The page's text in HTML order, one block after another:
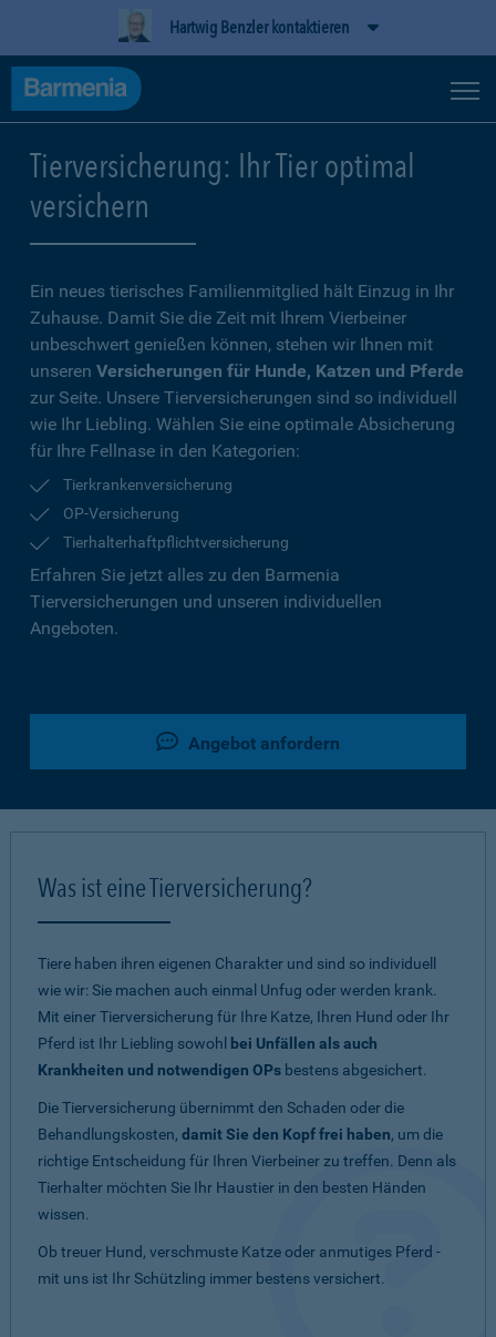
Hartwig Benzler kontaktieren
Tierversicherung: Ihr Tier optimal
versichern
Ein neues tierisches Familienmitglied hält Einzug in Ihr
Zuhause. Damit Sie die Zeit mit Ihrem Vierbeiner
unbeschwert genießen können, stehen wir Ihnen mit
unseren Versicherungen für Hunde, Katzen und Pferde
zur Seite. Unsere Tierversicherungen sind so individuell
wie Ihr Liebling. Wählen Sie eine optimale Absicherung
für Ihre Fellnase in den Kategorien:
Tierkrankenversicherung
OP-Versicherung
Tierhalterhaftpflichtversicherung
Erfahren Sie jetzt alles zu den Barmenia
Tierversicherungen und unseren individuellen
Angeboten.
Angebot anfordern
Was ist eine Tierversicherung?
Tiere haben ihren eigenen Charakter und sind so individuell
wie wir: Sie machen auch einmal Unfug oder werden krank.
Mit einer Tierversicherung für Ihre Katze, Ihren Hund oder Ihr
Pferd ist Ihr Liebling sowohl
bei Unfällen als auch
Krankheiten und notwendigen OPs bestens abgesichert.
Die Tierversicherung übernimmt den Schaden oder die
Behandlungskosten, damit Sie den Kopf frei haben, um die
richtige Entscheidung für Ihren Vierbeiner zu treffen. Denn als
Tierhalter möchten Sie Ihr Haustier in den besten Händen
wissen.
Ob treuer Hund, verschmuste Katze oder anmutiges Pferd -
mit uns ist Ihr Schützling immer bestens versichert.